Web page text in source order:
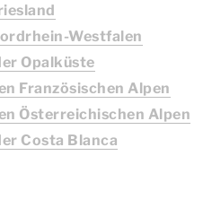
Westfalen
Opalküste
Französischen Alpen
Österreichischen Alpen
Costa Blanca